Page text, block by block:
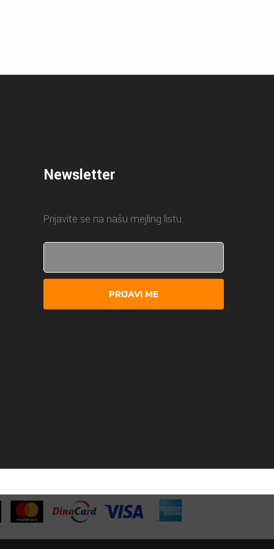
Newsletter
Prijavite se na našu mejling listu.
PRIJAVI ME